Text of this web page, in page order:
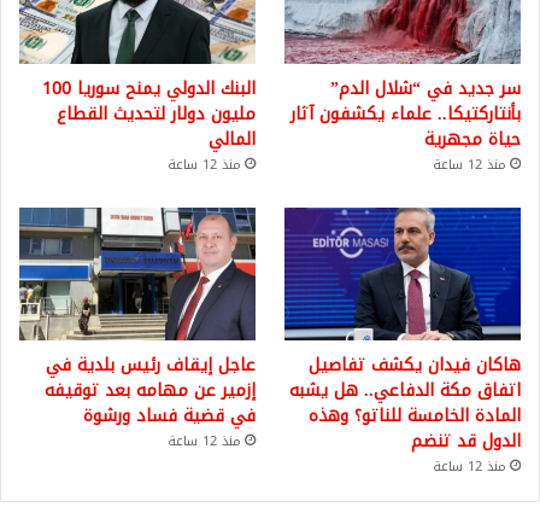
سر جديد في “شلال الدم”
بأنتاركتيكا.. علماء يكشفون آثار
حياة مجهرية
منذ 12 ساعة
البنك الدولي يمنح سوريا 100
مليون دولار لتحديث القطاع
المالي
منذ 12 ساعة
هاكان فيدان يكشف تفاصيل
اتفاق مكة الدفاعي.. هل يشبه
المادة الخامسة للناتو؟ وهذه
الدول قد تنضم
منذ 12 ساعة
عاجل إيقاف رئيس بلدية في
إزمير عن مهامه بعد توقيفه
في قضية فساد ورشوة
منذ 12 ساعة